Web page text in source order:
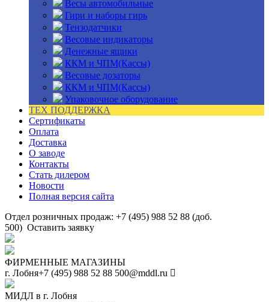
Весы автомобильные
Гири и наборы гирь
Тензодатчики
Весовые индикаторы
Денежные ящики
ККМ и ЧПМ(Кассы)
Весовые дозаторы
ККМ и ЧПМ(Кассы)
Упаковочное оборудование
ТЕХ ПОДДЕРЖКА
Сертификаты
Оплата
Доставка
О заводе
Контакты
Стать дилером
Новости
Полная версия сайта
Отдел розничных продаж: +7 (495) 988 52 88 (доб.
500) Оставить заявку
ФИРМЕННЫЕ МАГАЗИНЫ
г. Лобня+7 (495) 988 52 88 500@mddl.ru
МИДЛ в г. Лобня